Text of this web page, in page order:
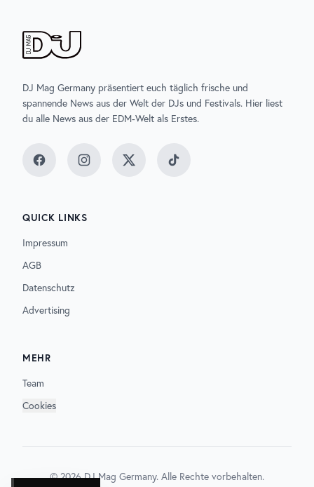
DJ Mag Germany präsentiert euch täglich frische und
spannende News aus der Welt der DJs und Festivals. Hier liest
du alle News aus der EDM-Welt als Erstes.
FacebookInstagramTwitter TikTok
QUICK LINKS
Impressum
AGB
Datenschutz
Advertising
MEHR
Team
Cookies
©2026DJ Mag Germany. Alle Rechte vorbehalten.